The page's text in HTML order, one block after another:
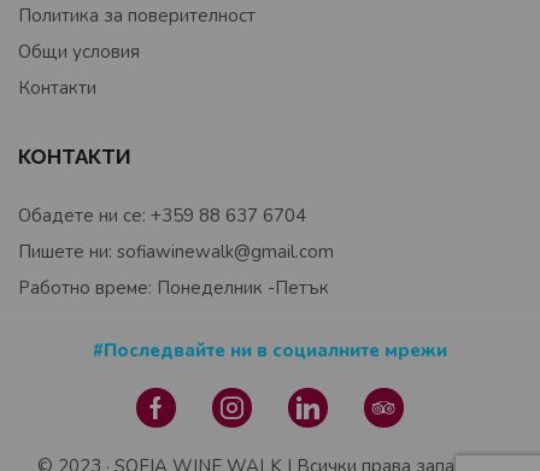
Политика за поверителност
Общи условия
Контакти
КОНТАКТИ
Обадете ни се: +359 88 637 6704
Пишете ни: sofiawinewalk@gmail.com
Работно време: Понеделник -Петък
#Последвайте ни в социалните мрежи